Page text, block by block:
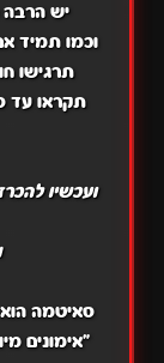
יש הרבה
וכמו תמיד
תרגישו
תקראו עד
ועכשיו
סאיטמה
"אימונים